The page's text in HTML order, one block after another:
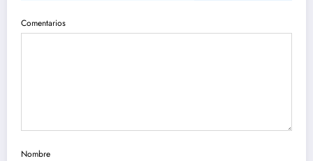
Comentarios
Nombre